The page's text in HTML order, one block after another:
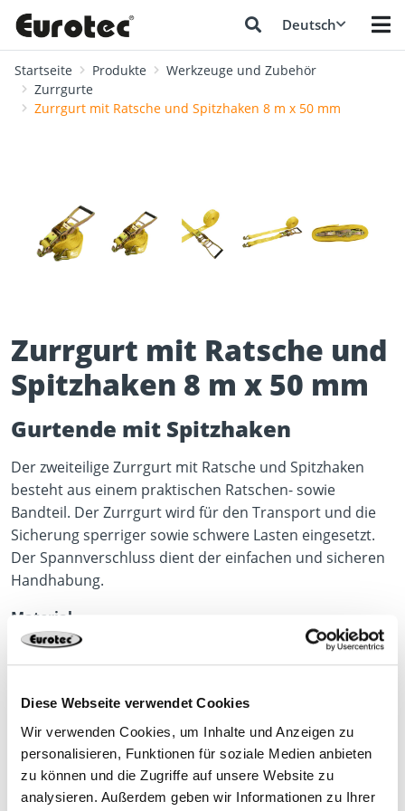
Diese Webseite verwendet Cookies
Wir verwenden Cookies, um Inhalte und Anzeigen zu
personalisieren, Funktionen für soziale Medien anbieten
zu können und die Zugriffe auf unsere Website zu
analysieren. Außerdem geben wir Informationen zu Ihrer
Deutsch
Startseite Produkte
Werkzeuge und Zubehör
Zurrgurte
Zurrgurt mit Ratsche und Spitzhaken 8 m x 50 mm
Zurrgurt mit Ratsche und
Spitzhaken 8 m x 50 mm
Gurtende mit Spitzhaken
Der zweiteilige Zurrgurt mit Ratsche und Spitzhaken
besteht aus einem praktischen Ratschen- sowie
Bandteil. Der Zurrgurt wird für den Transport und die
Sicherung sperriger sowie schwere Lasten eingesetzt.
Der Spannverschluss dient der einfachen und sicheren
Handhabung.
Material
Polyester
Zweiteilig
PES-Gurtband
Gurtende mit Spitzhaken
Produktdatenblatt